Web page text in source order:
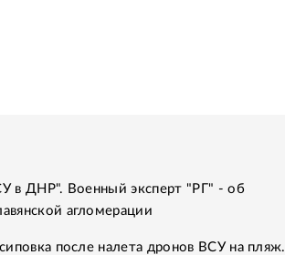
в ДНР". Военный эксперт "РГ" - об
агломерации
после налета дронов ВСУ на пляж.